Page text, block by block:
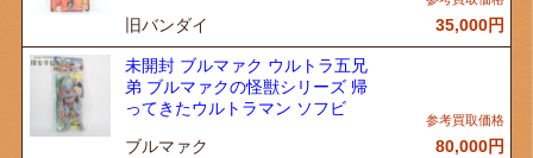
旧バンダイ 35,000円
未開封 ブルマァク ウルトラ五兄
弟 ブルマァクの怪獣シリーズ 帰
ってきたウルトラマン ソフビ
ブルマァク 80,000円